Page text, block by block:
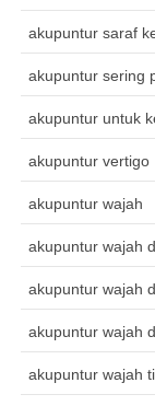
akupuntur saraf
akupuntur sering
akupuntur untuk
akupuntur vertigo
akupuntur wajah
akupuntur wajah
akupuntur wajah
akupuntur wajah
akupuntur wajah